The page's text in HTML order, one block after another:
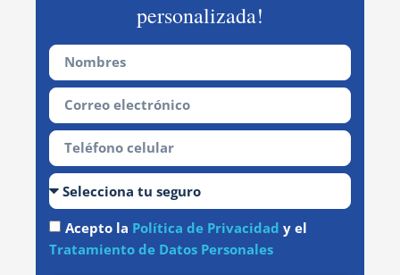
personalizada!
Acepto la Política de Privacidad y el
Tratamiento de Datos Personales